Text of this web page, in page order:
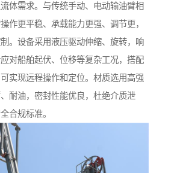
体需求。与传统手动、电动输油臂相
作更平稳、承载能力更强、调节更，
。设备采用液压驱动伸缩、旋转，响
对船舶起伏、位移等复杂工况，搭配
实现远程操作和定位。材质选用高强
耐油，密封性能优良，杜绝介质泄
合规标准。